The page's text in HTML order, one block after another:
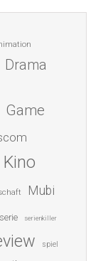
Drama
Game
Kino
Mubi
serie serienkiller
spiel